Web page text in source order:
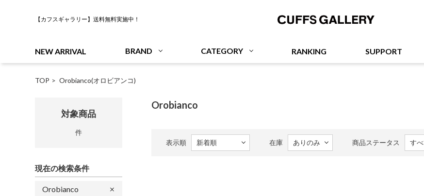
【カフスギャラリー】送料無料実施中！
NEW ARRIVAL BRAND CATEGORY RANKING SUPPORT
TOP Orobianco(オロビアンコ)
対象商品
件
現在の検索条件
Orobianco
Orobianco
表示順 在庫 商品ステータス